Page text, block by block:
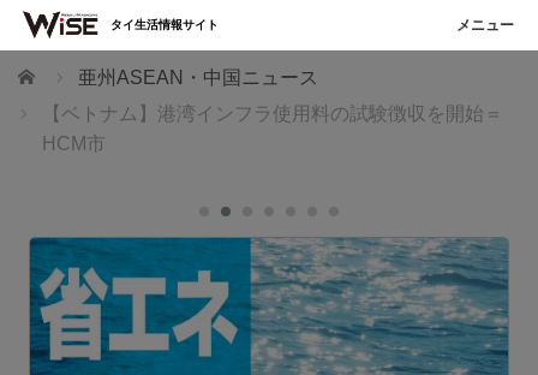
ホーム
亜州ASEAN・中国ニュース
【ベトナム】港湾インフラ使用料の試験徴収を開始＝
HCM市
タイ生活情報サイト